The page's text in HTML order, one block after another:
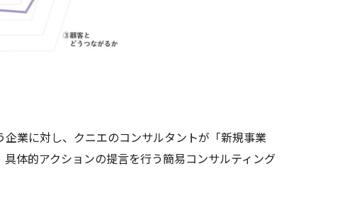
業に対し、クニエのコンサルタントが「新規事業
体的アクションの提言を行う簡易コンサルティング